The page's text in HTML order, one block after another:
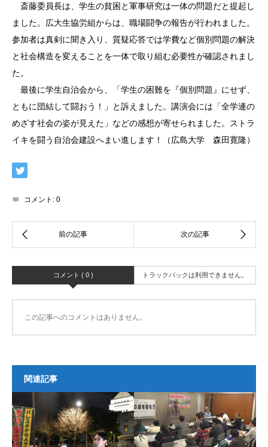
斎藤委員長は、学生の貧困と軍事研究は一体の問題だと提起し
ました。広大生協労組からは、職場闘争の報告が行われました。
参加者は真剣に聞き入り、質疑応答では学費など個別問題の解決
と社会構造を変えることを一体で取り組む必要性が確認されまし
た。
最後に学生自治会から、「学生の困難を『個別問題』にせず、
ともに団結して闘おう！」と訴えました。講演会には「全学連の
めざす社会の姿が見えた」などの感想が寄せられました。ストラ
イキを闘う自治会建設へまい進します！（広島大学 森田寛隆）
コメント: 0
コメント ( 0 ) トラックバックは利用できません。
この記事へのコメントはありません。
関連記事